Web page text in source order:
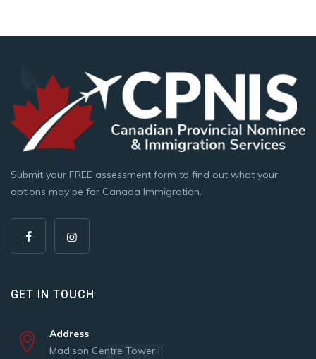
Submit your FREE assessment form to find out what your
options may be for Canada Immigration.
GET IN TOUCH
Address
Madison Centre Tower |